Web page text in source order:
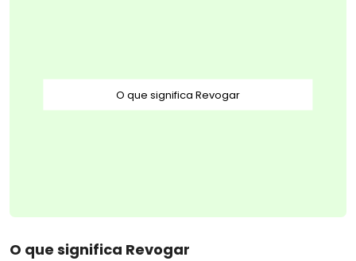
O que significa Revogar
O que significa Revogar